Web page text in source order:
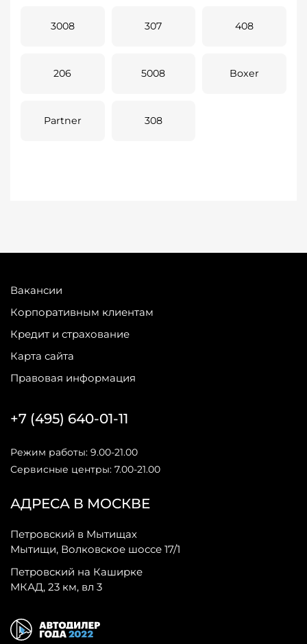
3008 307 408
206 5008 Boxer
Partner 308
Вакансии
Корпоративным клиентам
Кредит и страхование
Карта сайта
Правовая информация
АДРЕСА В МОСКВЕ
Петровский в Мытищах
Мытищи, Волковское шоссе 17/1
Петровский на Каширке
МКАД, 23 км, вл 3
+7 (495) 640-01-11
Режим работы: 9.00-21.00
Сервисные центры: 7.00-21.00